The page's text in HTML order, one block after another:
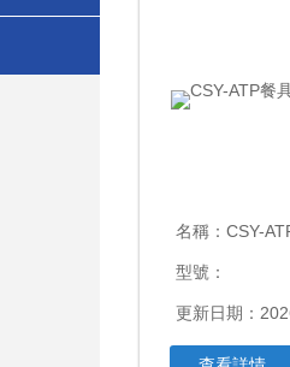
名稱： CSY-ATP
型號：
更新日期：